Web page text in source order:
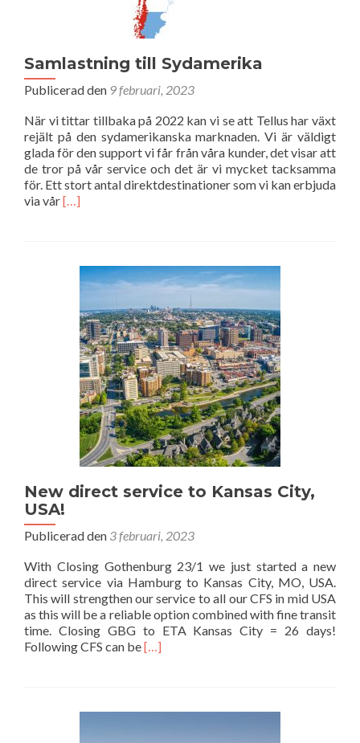
Samlastning till Sydamerika
Publicerad den 9 februari, 2023
När vi tittar tillbaka på 2022 kan vi se att Tellus har växt
rejält på den sydamerikanska marknaden. Vi är väldigt
glada för den support vi får från våra kunder, det visar att
de tror på vår service och det är vi mycket tacksamma
för. Ett stort antal direktdestinationer som vi kan erbjuda
via vårLäs
Sydamerika
[…]
New direct service to Kansas City,
USA!
Publicerad den 3 februari, 2023
With Closing Gothenburg 23/1 we just started a new
direct service via Hamburg to Kansas City, MO, USA.
This will strengthen our service to all our CFS in mid USA
as this will be a reliable option combined with fine transit
time. Closing GBG to ETA Kansas City = 26 days!
Following CFS can beLäs
direct
[…]